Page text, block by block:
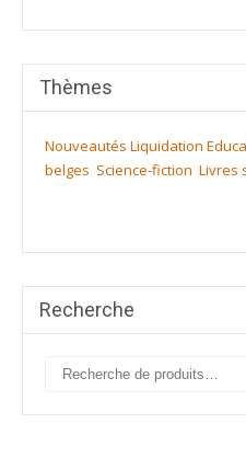
Thèmes
Nouveautés Liquidation
belges Science-fiction Livres
Recherche
Recherche